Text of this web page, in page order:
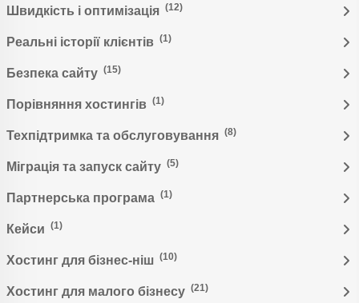
Швидкість і оптимізація (12)
Реальні історії клієнтів (1)
Безпека сайту (15)
Порівняння хостингів (1)
Техпідтримка та обслуговування (8)
Міграція та запуск сайту (5)
Партнерська програма (1)
Кейси (1)
Хостинг для бізнес-ніш (10)
Хостинг для малого бізнесу (21)